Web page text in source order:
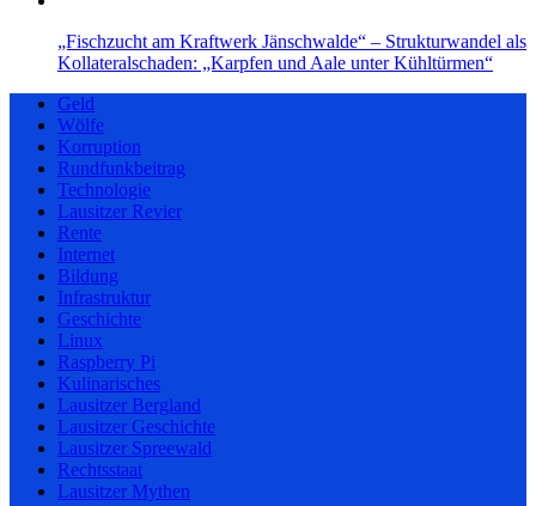
„Fischzucht am Kraftwerk Jänschwalde“ – Strukturwandel als
Kollateralschaden: „Karpfen und Aale unter Kühltürmen“
Geld
Wölfe
Korruption
Rundfunkbeitrag
Technologie
Lausitzer Revier
Rente
Internet
Bildung
Infrastruktur
Geschichte
Linux
Raspberry Pi
Kulinarisches
Lausitzer Bergland
Lausitzer Geschichte
Lausitzer Spreewald
Rechtsstaat
Lausitzer Mythen